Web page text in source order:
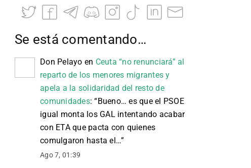
Se está comentando…
Don Pelayo en Ceuta “no renunciará” al
reparto de los menores migrantes y
apela a la solidaridad del resto de
comunidades: “Bueno… es que el PSOE
igual monta los GAL intentando acabar
con ETA que pacta con quienes
comulgaron hasta el…”
Ago 7, 01:39